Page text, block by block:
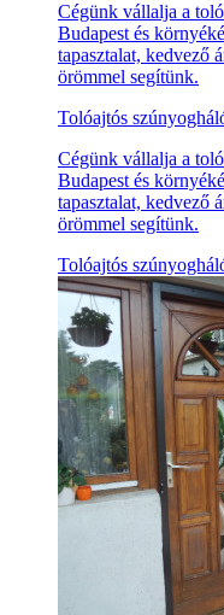
Cégünk vállalja a
Budapest és
tapasztalat, kedvező
örömmel segítünk.
Tolóajtós
Cégünk vállalja a
Budapest és
tapasztalat, kedvező
örömmel segítünk.
Tolóajtós